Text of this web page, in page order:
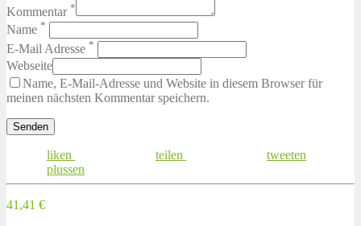
Kommentar *
Name *
E-Mail Adresse *
Webseite
Name, E-Mail-Adresse und Website in diesem Browser für
meinen nächsten Kommentar speichern.
liken teilen
tweeten
plussen
41,41 €